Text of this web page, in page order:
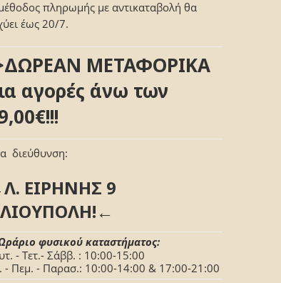
πληρωμής με αντικαταβολή θα
έως 20/7.
ΜΕΤΑΦΟΡΙΚΑ
αγορές άνω των
διεύθυνση:
ΕΙΡΗΝΗΣ 9
φυσικού καταστήματος:
- Τετ.- Σάββ. : 10:00-15:00
- Πεμ. - Παρασ.: 10:00-14:00 & 17:00-21:00